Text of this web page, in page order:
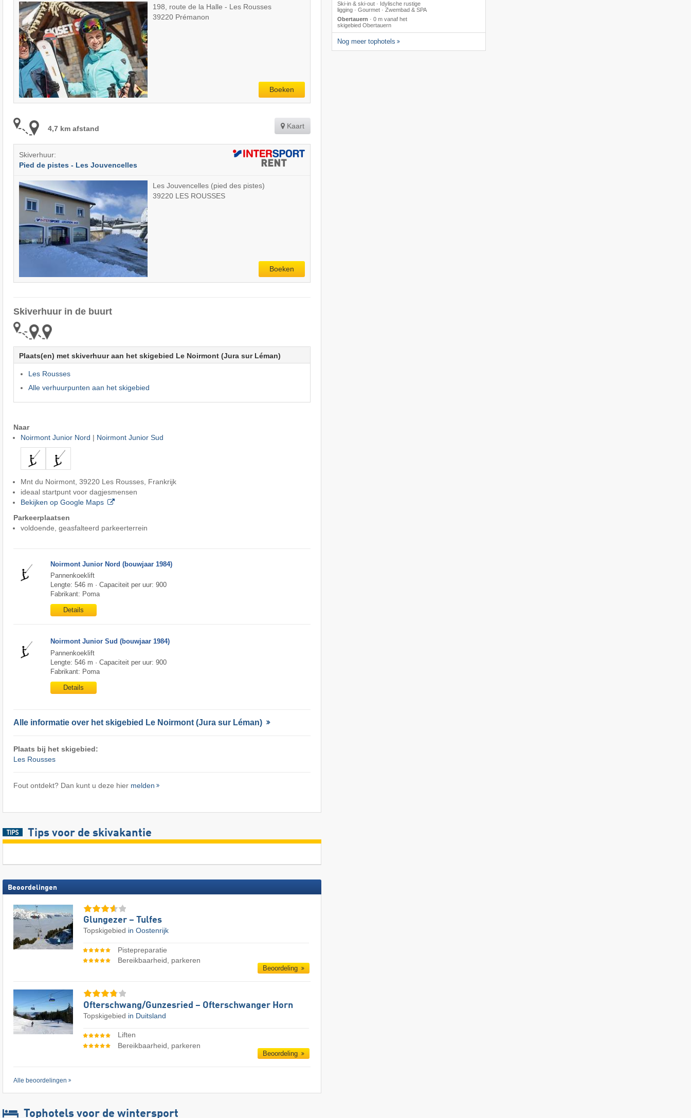
198, route de la Halle - Les Rousses
39220 Prémanon
Boeken
4,7 km afstand Kaart
Skiverhuur:
Pied de pistes - Les Jouvencelles
Les Jouvencelles (pied des pistes)
39220 LES ROUSSES
Boeken
Skiverhuur in de buurt
Plaats(en) met skiverhuur aan het skigebied Le Noirmont (Jura sur Léman)
Les Rousses
Alle verhuurpunten aan het skigebied
Naar
Noirmont Junior Nord | Noirmont Junior Sud
Mnt du Noirmont, 39220 Les Rousses, Frankrijk
ideaal startpunt voor dagjesmensen
Bekijken op Google Maps
Parkeerplaatsen
voldoende, geasfalteerd parkeerterrein
Noirmont Junior Nord (bouwjaar 1984)
Pannenkoeklift
Lengte: 546 m · Capaciteit per uur: 900
Fabrikant: Poma
Details
Noirmont Junior Sud (bouwjaar 1984)
Pannenkoeklift
Lengte: 546 m · Capaciteit per uur: 900
Fabrikant: Poma
Details
Alle informatie over het skigebied Le Noirmont (Jura sur Léman)
Plaats bij het skigebied:
Les Rousses
Fout ontdekt? Dan kunt u deze hier melden
Tips voor de skivakantie
Beoordelingen
Glungezer – Tulfes
Topskigebied in Oostenrijk
Pistepreparatie
Bereikbaarheid, parkeren
Beoordeling
Ofterschwang/​Gunzesried – Ofterschwanger Horn
Topskigebied in Duitsland
Liften
Bereikbaarheid, parkeren
Beoordeling
Alle beoordelingen
Tophotels voor de wintersport
Ski-in & ski-out · Idylische rustige
ligging · Gourmet · Zwembad & SPA
Obertauern · 0 m vanaf het
skigebied Obertauern
Nog meer tophotels